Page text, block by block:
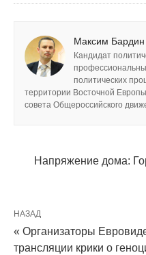
Максим Бардин
Кандидат
политических
территории Восточной
совета Общероссийского
Напряжение дома:
НАЗАД
« Организаторы
трансляции крики о